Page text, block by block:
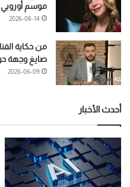
موسم
2026-06-14
من حكاية
صايغ وجهة
2026-06-09
أحدث الأخبار